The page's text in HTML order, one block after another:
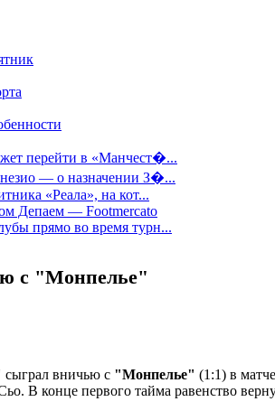
перейти в «Манчест�...
— о назначении З�...
«Реала», на кот...
Депаем — Footmercato
прямо во время турн...
с "Монпелье"
сыграл вничью с "Монпелье" (1:1) в
В конце первого тайма равенство